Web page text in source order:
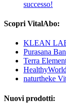
successo!
Scopri VitalAbo:
KLEAN
Purasana
Terra
naturtheke
Nuovi prodotti: